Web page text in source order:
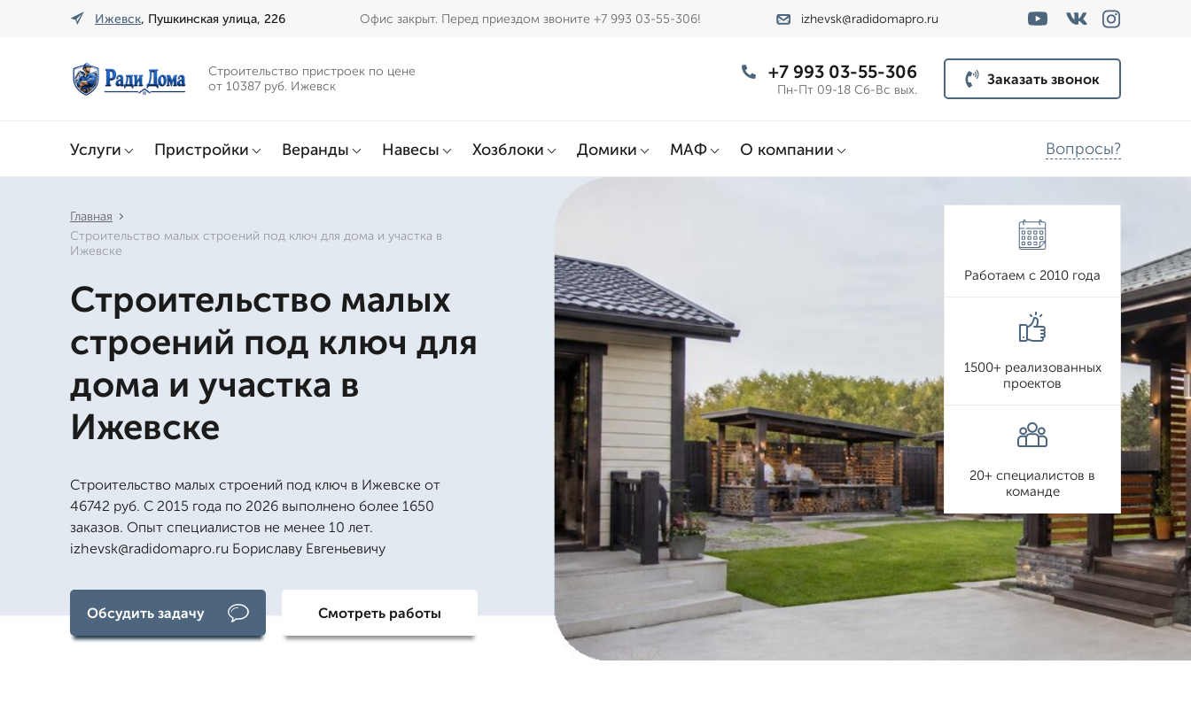
Ижевск, Пушкинская улица, 226 Офис закрыт. Перед приездом звоните +7 993 03-55-306! izhevsk@radidomapro.ru
Строительство пристроек по цене
от 10387 руб. Ижевск
+7 993 03-55-306
Пн-Пт 09-18 Сб-Вс вых.
Заказать звонок
Услуги Пристройки Веранды Навесы Хозблоки Домики МАФ О компании Вопросы?
Главная
Строительство малых строений под ключ для дома и участка в
Ижевске
Строительство малых
строений под ключ для
дома и участка в
Ижевске
Строительство малых строений под ключ в Ижевске от
46742 руб. С 2015 года по 2026 выполнено более 1650
заказов. Опыт специалистов не менее 10 лет.
izhevsk@radidomapro.ru Бориславу Евгеньевичу
Обсудить задачу Смотреть работы
Работаем с 2010 года
1500+ реализованных
проектов
20+ специалистов в
команде